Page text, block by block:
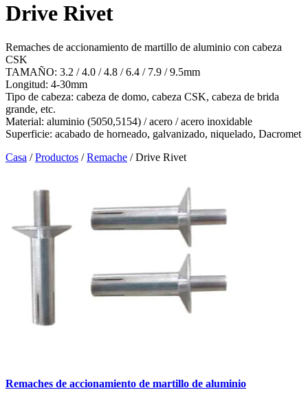
Drive Rivet
Remaches de accionamiento de martillo de aluminio con cabeza
CSK
TAMAÑO: 3.2 / 4.0 / 4.8 / 6.4 / 7.9 / 9.5mm
Longitud: 4-30mm
Tipo de cabeza: cabeza de domo, cabeza CSK, cabeza de brida
grande, etc.
Material: aluminio (5050,5154) / acero / acero inoxidable
Superficie: acabado de horneado, galvanizado, niquelado, Dacromet
Casa /Productos /Remache /Drive Rivet
Remaches de accionamiento de martillo de aluminio